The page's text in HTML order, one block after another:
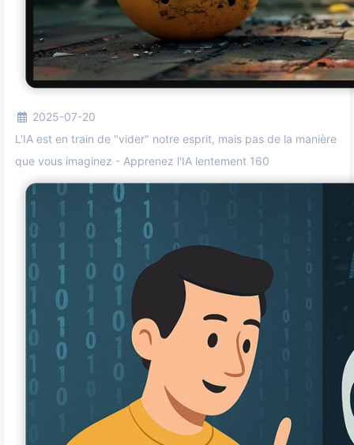
2025-07-20
L'IA est en train de "vider" notre esprit, mais pas de la manière
que vous imaginez - Apprenez l'IA lentement 160